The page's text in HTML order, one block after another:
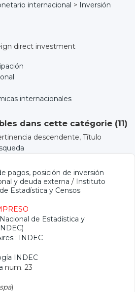
internacional > Inversión
direct investment
internacionales
dans cette catégorie (11)
descendente, Título
pagos, posición de inversión
y deuda externa / Instituto
Estadística y Censos
de Estadística y
: INDEC
INDEC
num. 23
spa)